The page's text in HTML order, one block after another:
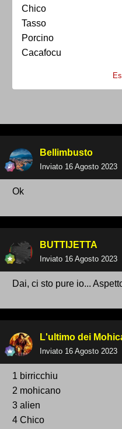
Chico
Tasso
Porcino
Cacafocu
Bellimbusto
Inviato 16 Agosto 2023
Ok
BUTTIJETTA
Inviato 16 Agosto 2023
Dai, ci sto pure io...
L'ultimo dei
Inviato 16 Agosto 2023
1 birricchiu
2 mohicano
3 alien
4 Chico